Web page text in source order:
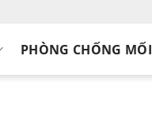
PHÒNG CHỐNG MỐI